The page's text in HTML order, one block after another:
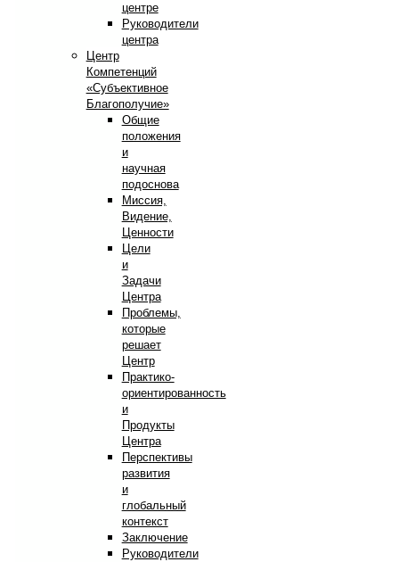
центре
Руководители
центра
Центр
Компетенций
«Субъективное
Благополучие»
Общие
положения
и
научная
подоснова
Миссия,
Видение,
Ценности
Цели
и
Задачи
Центра
Проблемы,
которые
решает
Центр
Практико-
ориентированность
и
Продукты
Центра
Перспективы
развития
и
глобальный
контекст
Заключение
Руководители